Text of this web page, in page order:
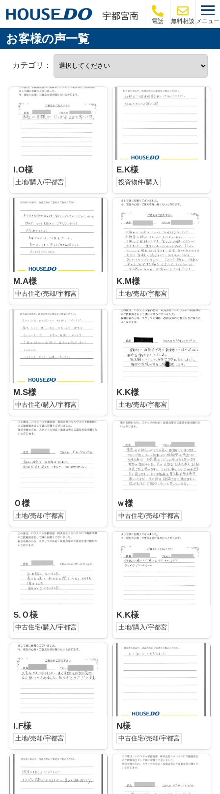
電話 無料相談 メニュー
お客様の声一覧
カテゴリ：
I.O様
土地/購入/宇都宮
E.K様
投資物件/購入
M.A様
中古住宅/売却/宇都宮
K.M様
土地/売却/宇都宮
M.S様
中古住宅/購入/宇都宮
K.K様
土地/売却/宇都宮
Ｏ様
土地/売却/宇都宮
ｗ様
中古住宅/売却/宇都宮
S.Ｏ様
中古住宅/購入/宇都宮
K.K様
土地/購入/宇都宮
I.F様
土地/売却/宇都宮
N様
中古住宅/売却/宇都宮